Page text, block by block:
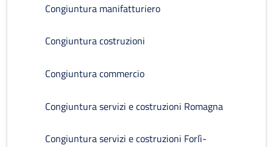
Congiuntura manifatturiero
Congiuntura costruzioni
Congiuntura commercio
Congiuntura servizi e costruzioni Romagna
Congiuntura servizi e costruzioni Forlì-